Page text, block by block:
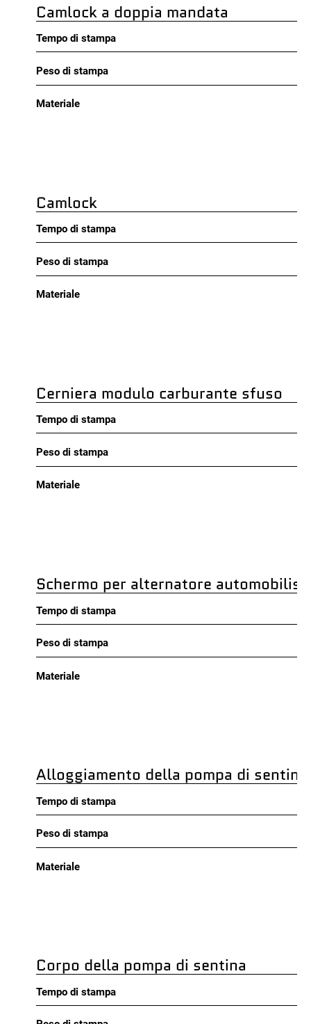
Camlock a doppia mandata
Tempo di stampa
Peso di stampa
Materiale
Camlock
Tempo di stampa
Peso di stampa
Materiale
Cerniera modulo carburante sfuso
Tempo di stampa
Peso di stampa
Materiale
Schermo per alternatore
Tempo di stampa
Peso di stampa
Materiale
Alloggiamento della pompa di sentina
Tempo di stampa
Peso di stampa
Materiale
Corpo della pompa di sentina
Tempo di stampa